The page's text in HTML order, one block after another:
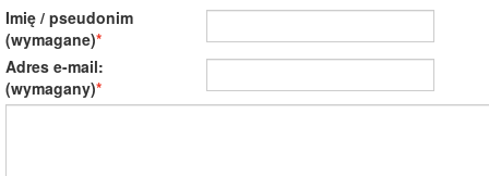
Imię / pseudonim
(wymagane)
Adres e-mail:
(wymagany)